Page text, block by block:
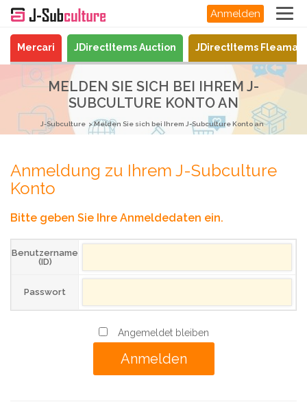
Anmelden
Mercari JDirectItems Auction JDirectItems
MELDEN SIE SICH BEI IHREM J-
SUBCULTURE KONTO AN
J-Subculture Melden Sie sich bei Ihrem J-Subculture Konto an
Anmeldung zu Ihrem J-Subculture
Konto
Bitte geben Sie Ihre Anmeldedaten ein.
Benutzername
(ID)
Passwort
Angemeldet bleiben